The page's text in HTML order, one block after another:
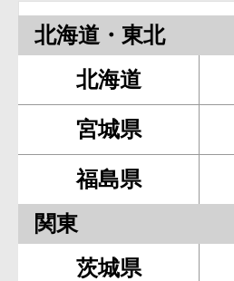
北海道・東北
北海道
宮城県
福島県
関東
茨城県